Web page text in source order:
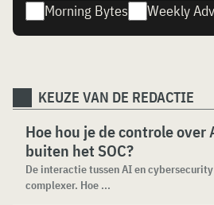
Morning Bytes Weekly
KEUZE VAN DE REDACTIE
Hoe hou je de controle over
buiten het SOC?
De interactie tussen AI en
complexer. Hoe ...